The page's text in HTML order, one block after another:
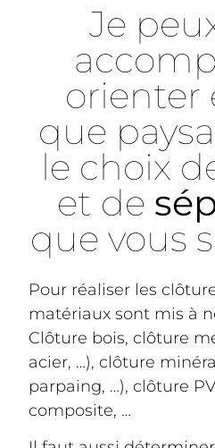
Je
orienter
que
le choix
et de
que vous
Pour réaliser les
matériaux sont mis à
Clôture bois, clôture
acier, …), clôture
parpaing, …), clôture
composite, …